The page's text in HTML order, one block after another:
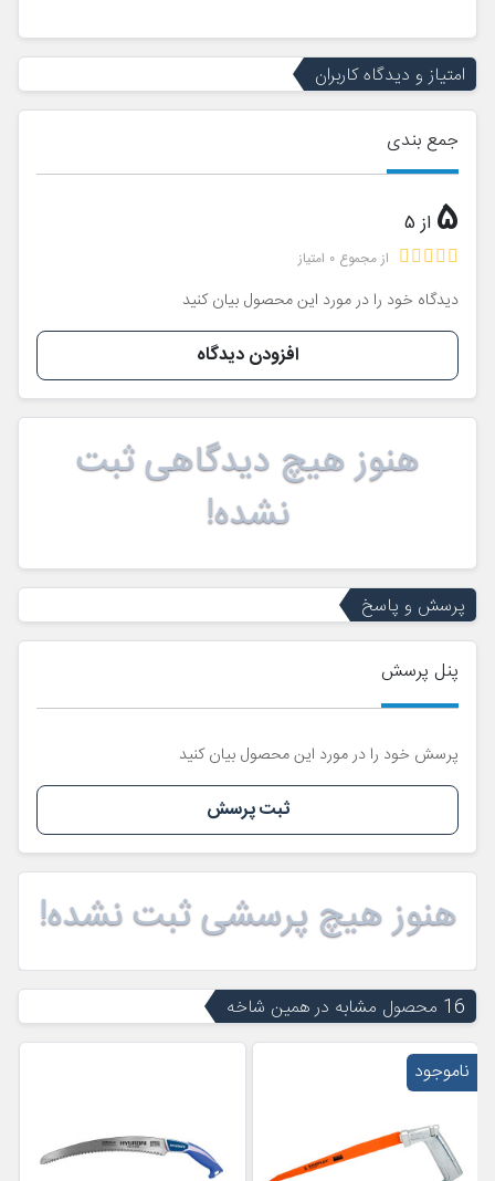
امتیاز و دیدگاه کاربران
جمع بندی
5 از 5
از مجموع 0 امتیاز
دیدگاه خود را در مورد این محصول بیان کنید
افزودن دیدگاه
هنوز هیچ دیدگاهی ثبت
نشده!
پرسش و پاسخ
پنل پرسش
پرسش خود را در مورد این محصول بیان کنید
ثبت پرسش
هنوز هیچ پرسشی ثبت نشده!
16 محصول مشابه در همین شاخه
ناموجود